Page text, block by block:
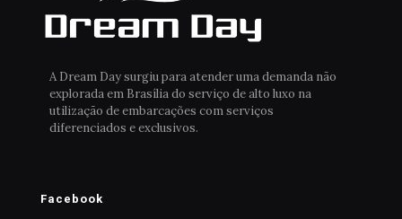
A Dream Day surgiu para atender uma demanda não
explorada em Brasília do serviço de alto luxo na
utilização de embarcações com serviços
diferenciados e exclusivos.
Facebook